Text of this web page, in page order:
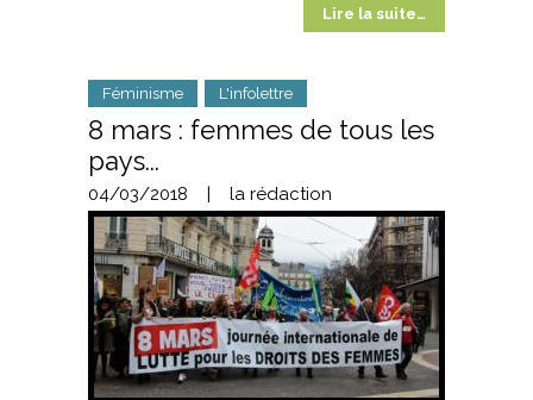
Lire la suite…
Féminisme L'infolettre
8 mars : femmes de tous les
pays...
04/03/2018 la rédaction